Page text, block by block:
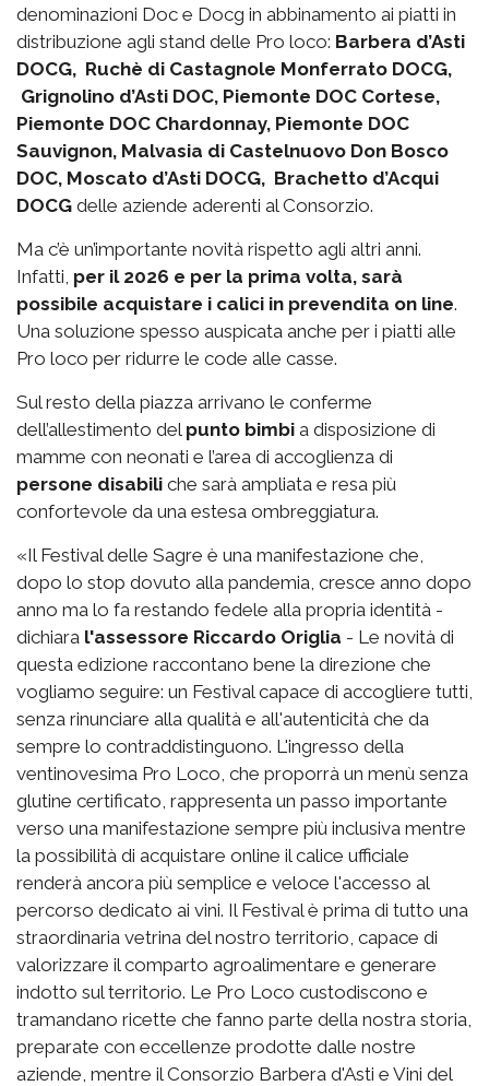
denominazioni Doc e Docg in abbinamento ai piatti in
distribuzione agli stand delle Pro loco: Barbera d’Asti
DOCG, Ruchè di Castagnole Monferrato DOCG,
Grignolino d’Asti DOC, Piemonte DOC Cortese,
Piemonte DOC Chardonnay, Piemonte DOC
Sauvignon, Malvasia di Castelnuovo Don Bosco
DOC, Moscato d’Asti DOCG, Brachetto d’Acqui
DOCG delle aziende aderenti al Consorzio.
Ma c’è un’importante novità rispetto agli altri anni.
Infatti, per il 2026 e per la prima volta, sarà
possibile acquistare i calici in prevendita on line.
Una soluzione spesso auspicata anche per i piatti alle
Pro loco per ridurre le code alle casse.
Sul resto della piazza arrivano le conferme
dell’allestimento del punto bimbi a disposizione di
mamme con neonati e l’area di accoglienza di
persone disabili che sarà ampliata e resa più
confortevole da una estesa ombreggiatura.
«Il Festival delle Sagre è una manifestazione che,
dopo lo stop dovuto alla pandemia, cresce anno dopo
anno ma lo fa restando fedele alla propria identità -
dichiara l'assessore Riccardo Origlia - Le novità di
questa edizione raccontano bene la direzione che
vogliamo seguire: un Festival capace di accogliere tutti,
senza rinunciare alla qualità e all'autenticità che da
sempre lo contraddistinguono. L'ingresso della
ventinovesima Pro Loco, che proporrà un menù senza
glutine certificato, rappresenta un passo importante
verso una manifestazione sempre più inclusiva mentre
la possibilità di acquistare online il calice ufficiale
renderà ancora più semplice e veloce l'accesso al
percorso dedicato ai vini. Il Festival è prima di tutto una
straordinaria vetrina del nostro territorio, capace di
valorizzare il comparto agroalimentare e generare
indotto sul territorio. Le Pro Loco custodiscono e
tramandano ricette che fanno parte della nostra storia,
preparate con eccellenze prodotte dalle nostre
aziende, mentre il Consorzio Barbera d'Asti e Vini del